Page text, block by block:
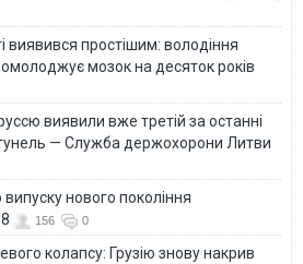
виявився простішим: володіння
мозок на десяток років
виявили вже третій за останні
— Служба держохорони Литви
нового покоління
156 0
колапсу: Грузію знову накрив